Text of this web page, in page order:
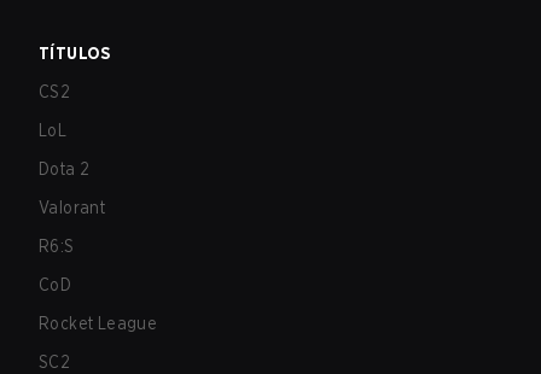
TÍTULOS
CS2
LoL
Dota 2
Valorant
R6:S
CoD
Rocket League
SC2